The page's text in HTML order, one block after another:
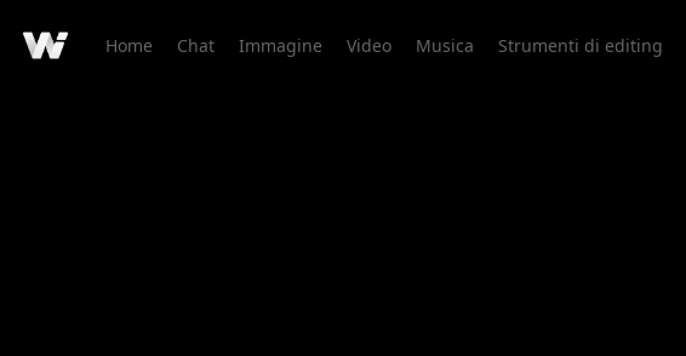
Home Chat Immagine Video Musica Strumenti di editing